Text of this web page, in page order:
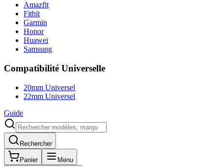
Amazfit
Fitbit
Garmin
Honor
Huawei
Samsung
Compatibilité Universelle
20mm Universel
22mm Universel
Guide
Rechercher
Panier Menu